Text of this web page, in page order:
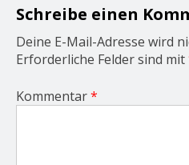
o
n
Schreibe einen
Deine E-Mail-Adresse wird
Erforderliche Felder sind mit
Kommentar*